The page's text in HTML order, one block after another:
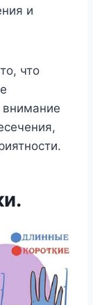
и
что
внимание